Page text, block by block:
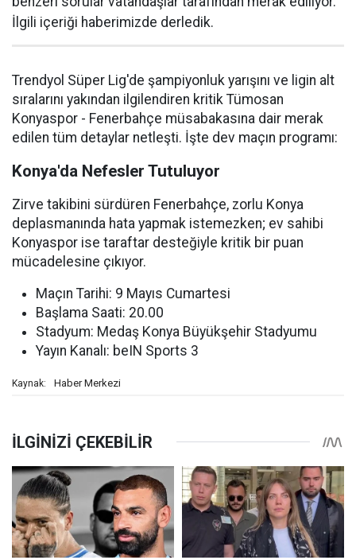
İlgili içeriği haberimizde derledik.
Trendyol Süper Lig'de şampiyonluk yarışını ve ligin alt
sıralarını yakından ilgilendiren kritik Tümosan
Konyaspor - Fenerbahçe müsabakasına dair merak
edilen tüm detaylar netleşti. İşte dev maçın programı:
Konya'da Nefesler Tutuluyor
Zirve takibini sürdüren Fenerbahçe, zorlu Konya
deplasmanında hata yapmak istemezken; ev sahibi
Konyaspor ise taraftar desteğiyle kritik bir puan
mücadelesine çıkıyor.
Maçın Tarihi: 9 Mayıs Cumartesi
Başlama Saati: 20.00
Stadyum: Medaş Konya Büyükşehir Stadyumu
Yayın Kanalı: beIN Sports 3
Kaynak: Haber Merkezi